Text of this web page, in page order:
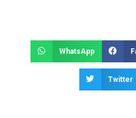
WhatsApp
Twitter